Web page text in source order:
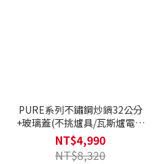
PURE系列不鏽鋼炒鍋32公分
+玻璃蓋(不挑爐具/瓦斯爐電磁
爐可用)
NT$4,990
NT$8,320